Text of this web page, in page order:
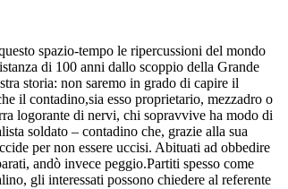
spazio-tempo le ripercussioni del mondo
di 100 anni dallo scoppio della Grande
storia: non saremo in grado di capire il
il contadino,sia esso proprietario, mezzadro o
logorante di nervi, chi sopravvive ha modo di
soldato – contadino che, grazie alla sua
per non essere uccisi. Abituati ad obbedire
andò invece peggio.Partiti spesso come
gli interessati possono chiedere al referente